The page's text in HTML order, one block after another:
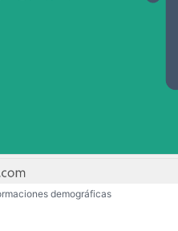
demográficas